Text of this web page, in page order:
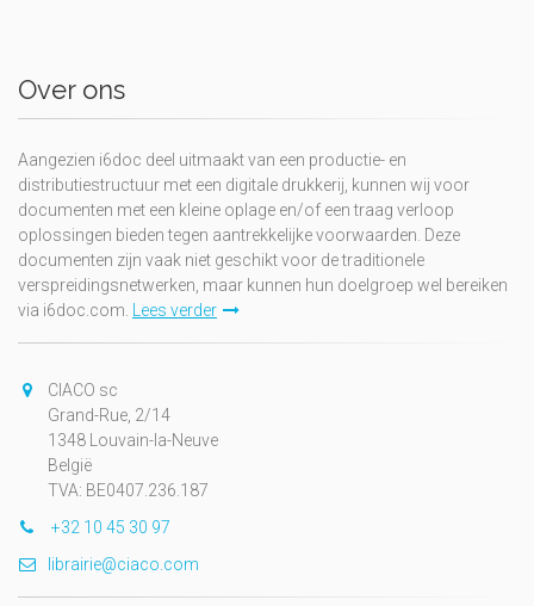
Over ons
Aangezien i6doc deel uitmaakt van een productie- en
distributiestructuur met een digitale drukkerij, kunnen wij voor
documenten met een kleine oplage en/of een traag verloop
oplossingen bieden tegen aantrekkelijke voorwaarden. Deze
documenten zijn vaak niet geschikt voor de traditionele
verspreidingsnetwerken, maar kunnen hun doelgroep wel bereiken
via i6doc.com.
Lees verder
CIACO sc
Grand-Rue, 2/14
1348 Louvain-la-Neuve
België
TVA: BE0407.236.187
+32 10 45 30 97
librairie@ciaco.com